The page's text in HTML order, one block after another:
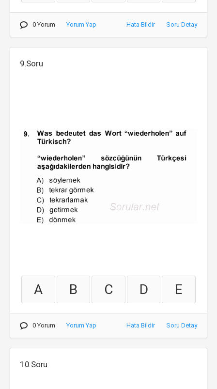
0 Yorum Yorum Yap Hata Bildir Soru Detay
9.Soru
A B C D E
0 Yorum Yorum Yap Hata Bildir Soru Detay
10.Soru